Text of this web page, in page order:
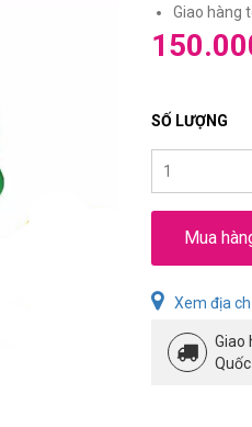
Giao hàng
SỐ LƯỢNG
Mua
Xem địa
Giao
Quốc